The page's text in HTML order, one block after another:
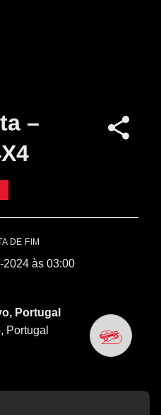
–
DE FIM
2024 às 03:00
Portugal
Portugal